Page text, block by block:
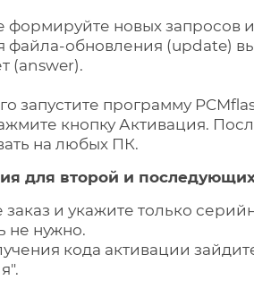
формируйте новых запросов
файла-обновления (update)
(answer).
запустите программу
кнопку Активация.
на любых ПК.
для второй и
и укажите только
не нужно.
кода активации